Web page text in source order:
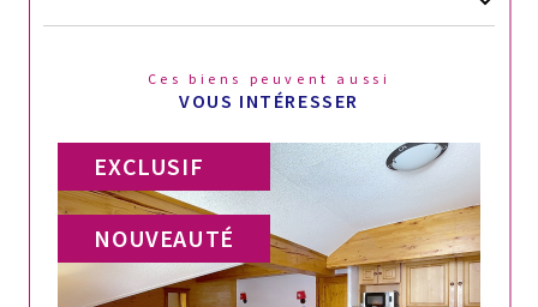
Ces biens peuvent aussi
VOUS INTÉRESSER
EXCLUSIF
NOUVEAUTÉ